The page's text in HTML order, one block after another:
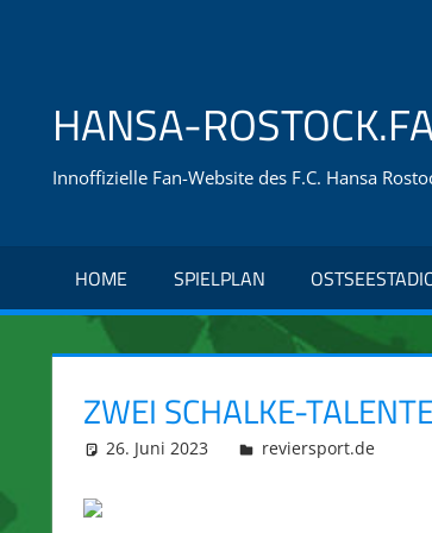
HANSA-
Innoffizielle Fan-Website des F.C. Hansa
HOME SPIELPLAN
ZWEI SCHALKE-
26. Juni 2023 integromat
reviersport.de